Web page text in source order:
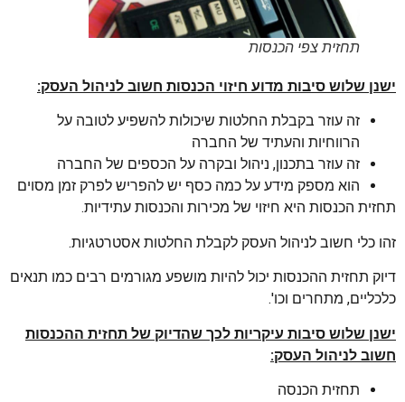
תחזית צפי הכנסות
ישנן שלוש סיבות מדוע חיזוי הכנסות חשוב לניהול העסק:
זה עוזר בקבלת החלטות שיכולות להשפיע לטובה על
הרווחיות והעתיד של החברה
זה עוזר בתכנון, ניהול ובקרה על הכספים של החברה
הוא מספק מידע על כמה כסף יש להפריש לפרק זמן מסוים
תחזית הכנסות היא חיזוי של מכירות והכנסות עתידיות.
זהו כלי חשוב לניהול העסק לקבלת החלטות אסטרטגיות.
דיוק תחזית ההכנסות יכול להיות מושפע מגורמים רבים כמו תנאים
כלכליים, מתחרים וכו'.
ישנן שלוש סיבות עיקריות לכך שהדיוק של תחזית ההכנסות
חשוב לניהול העסק:
תחזית הכנסה